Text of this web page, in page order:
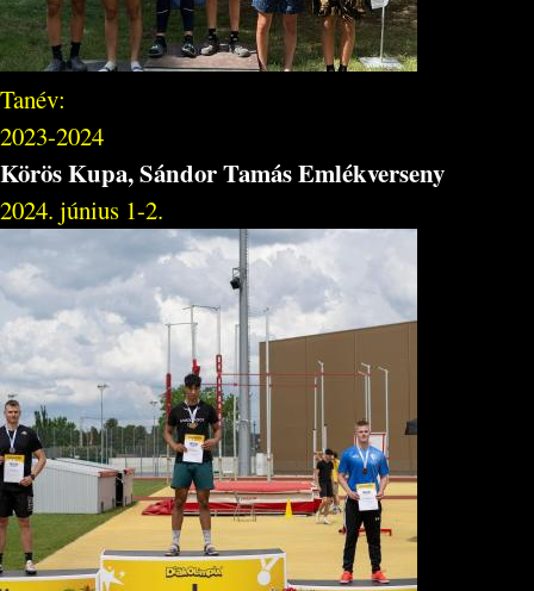
Tanév:
2023-2024
Körös Kupa, Sándor Tamás Emlékverseny
2024. június 1-2.